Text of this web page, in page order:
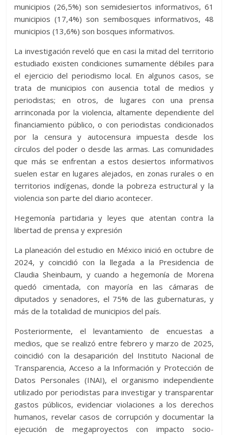
municipios (26,5%) son semidesiertos informativos, 61
municipios (17,4%) son semibosques informativos, 48
municipios (13,6%) son bosques informativos.
La investigación reveló que en casi la mitad del territorio
estudiado existen condiciones sumamente débiles para
el ejercicio del periodismo local. En algunos casos, se
trata de municipios con ausencia total de medios y
periodistas; en otros, de lugares con una prensa
arrinconada por la violencia, altamente dependiente del
financiamiento público, o con periodistas condicionados
por la censura y autocensura impuesta desde los
círculos del poder o desde las armas. Las comunidades
que más se enfrentan a estos desiertos informativos
suelen estar en lugares alejados, en zonas rurales o en
territorios indígenas, donde la pobreza estructural y la
violencia son parte del diario acontecer.
Hegemonía partidaria y leyesque atentan contra la
libertad de prensa y expresión
La planeación del estudio en México inició en octubre de
2024, y coincidió con la llegada a la Presidencia de
Claudia Sheinbaum, y cuando a hegemonía de Morena
quedó cimentada, con mayoría en las cámaras de
diputados y senadores, el 75% de las gubernaturas, y
más de la totalidad de municipios del país.
Posteriormente, el levantamiento de encuestas a
medios, que se realizó entre febrero y marzo de 2025,
coincidió con la desaparición del Instituto Nacional de
Transparencia, Acceso a la Información y Protección de
Datos Personales (INAI), el organismo independiente
utilizado por periodistas para investigar y transparentar
gastos públicos, evidenciar violaciones a los derechos
humanos, revelar casos de corrupción y documentar la
ejecución de megaproyectos con impacto socio-